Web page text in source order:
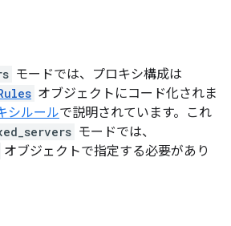
モードでは、プロキシ構成は
オブジェクトにコード化されま
シルールで説明されています。これ
モードでは、
オブジェクトで指定する必要があり